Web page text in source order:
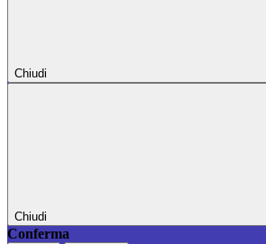
Chiudi
Chiudi
Conferma